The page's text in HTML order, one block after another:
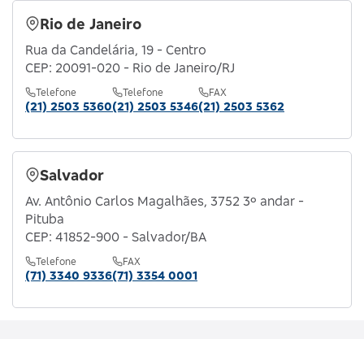
Rio de Janeiro
Rua da Candelária, 19 - Centro
CEP: 20091-020 - Rio de Janeiro/RJ
Telefone
(21) 2503 5360
Telefone
(21) 2503 5346
FAX
(21) 2503 5362
Salvador
Av. Antônio Carlos Magalhães, 3752 3º andar -
Pituba
CEP: 41852-900 - Salvador/BA
Telefone
(71) 3340 9336
FAX
(71) 3354 0001